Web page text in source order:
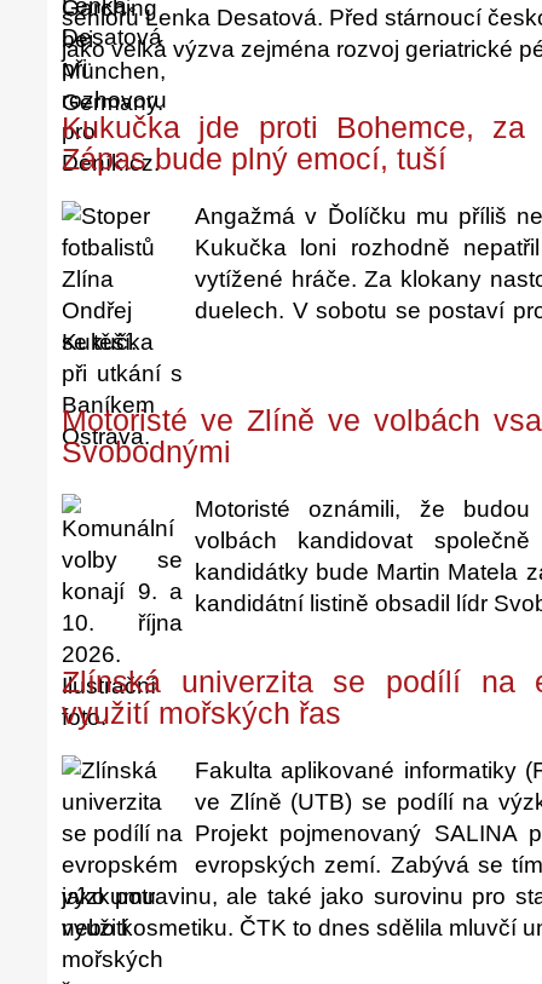
seniorů Lenka Desatová. Před stárnoucí
jako velká výzva zejména rozvoj geriatrické
Kukučka jde proti Bohemce,
Zápas bude plný emocí, tuší
Angažmá v Ďolíčku mu příliš
Kukučka loni rozhodně
vytížené hráče. Za klokany
duelech. V sobotu se postaví
se těší.
Motoristé ve Zlíně ve volbách
Svobodnými
Motoristé oznámili, že
volbách kandidovat
kandidátky bude Martin Matela
kandidátní listině obsadil lídr
Zlínská univerzita se podílí na
využití mořských řas
Fakulta aplikované informatiky
ve Zlíně (UTB) se podílí na
Projekt pojmenovaný SALINA
evropských zemí. Zabývá se
jako potravinu, ale také jako surovinu pro
nebo kosmetiku. ČTK to dnes sdělila mluvčí